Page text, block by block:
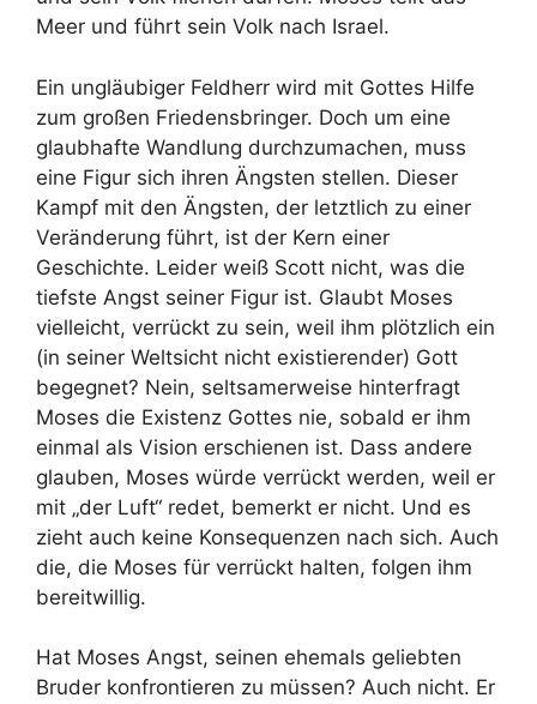
Meer und führt sein Volk nach Israel.
Ein ungläubiger Feldherr wird mit Gottes Hilfe
zum großen Friedensbringer. Doch um eine
glaubhafte Wandlung durchzumachen, muss
eine Figur sich ihren Ängsten stellen. Dieser
Kampf mit den Ängsten, der letztlich zu einer
Veränderung führt, ist der Kern einer
Geschichte. Leider weiß Scott nicht, was die
tiefste Angst seiner Figur ist. Glaubt Moses
vielleicht, verrückt zu sein, weil ihm plötzlich ein
(in seiner Weltsicht nicht existierender) Gott
begegnet? Nein, seltsamerweise hinterfragt
Moses die Existenz Gottes nie, sobald er ihm
einmal als Vision erschienen ist. Dass andere
glauben, Moses würde verrückt werden, weil er
mit „der Luft“ redet, bemerkt er nicht. Und es
zieht auch keine Konsequenzen nach sich. Auch
die, die Moses für verrückt halten, folgen ihm
bereitwillig.
Hat Moses Angst, seinen ehemals geliebten
Bruder konfrontieren zu müssen? Auch nicht. Er